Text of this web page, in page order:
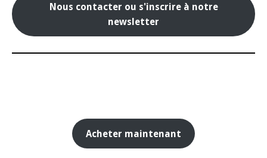
Nous contacter ou s'inscrire à notre
newsletter
Acheter maintenant